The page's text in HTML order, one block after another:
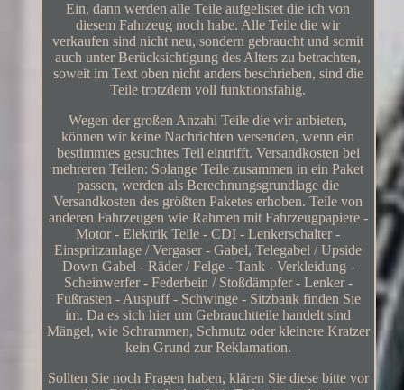
Ein, dann werden alle Teile aufgelistet die ich von
diesem Fahrzeug noch habe. Alle Teile die wir
verkaufen sind nicht neu, sondern gebraucht und somit
auch unter Berücksichtigung des Alters zu betrachten,
soweit im Text oben nicht anders beschrieben, sind die
Teile trotzdem voll funktionsfähig.
Wegen der großen Anzahl Teile die wir anbieten,
können wir keine Nachrichten versenden, wenn ein
bestimmtes gesuchtes Teil eintrifft. Versandkosten bei
mehreren Teilen: Solange Teile zusammen in ein Paket
passen, werden als Berechnungsgrundlage die
Versandkosten des größten Paketes erhoben. Teile von
anderen Fahrzeugen wie Rahmen mit Fahrzeugpapiere -
Motor - Elektrik Teile - CDI - Lenkerschalter -
Einspritzanlage / Vergaser - Gabel, Telegabel / Upside
Down Gabel - Räder / Felge - Tank - Verkleidung -
Scheinwerfer - Federbein / Stoßdämpfer - Lenker -
Fußrasten - Auspuff - Schwinge - Sitzbank finden Sie
im. Da es sich hier um Gebrauchtteile handelt sind
Mängel, wie Schrammen, Schmutz oder kleinere Kratzer
kein Grund zur Reklamation.
Sollten Sie noch Fragen haben, klären Sie diese bitte vor